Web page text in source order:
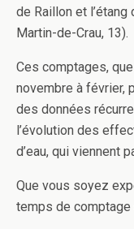
de Raillon et
Martin-de-Crau, 13).
Ces comptages,
novembre à février,
des données
l’évolution des
d’eau, qui viennent
Que vous soyez
temps de